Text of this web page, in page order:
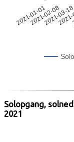
2021-01-01
2021-02-08
2021-03-18
Solopgang,
2021